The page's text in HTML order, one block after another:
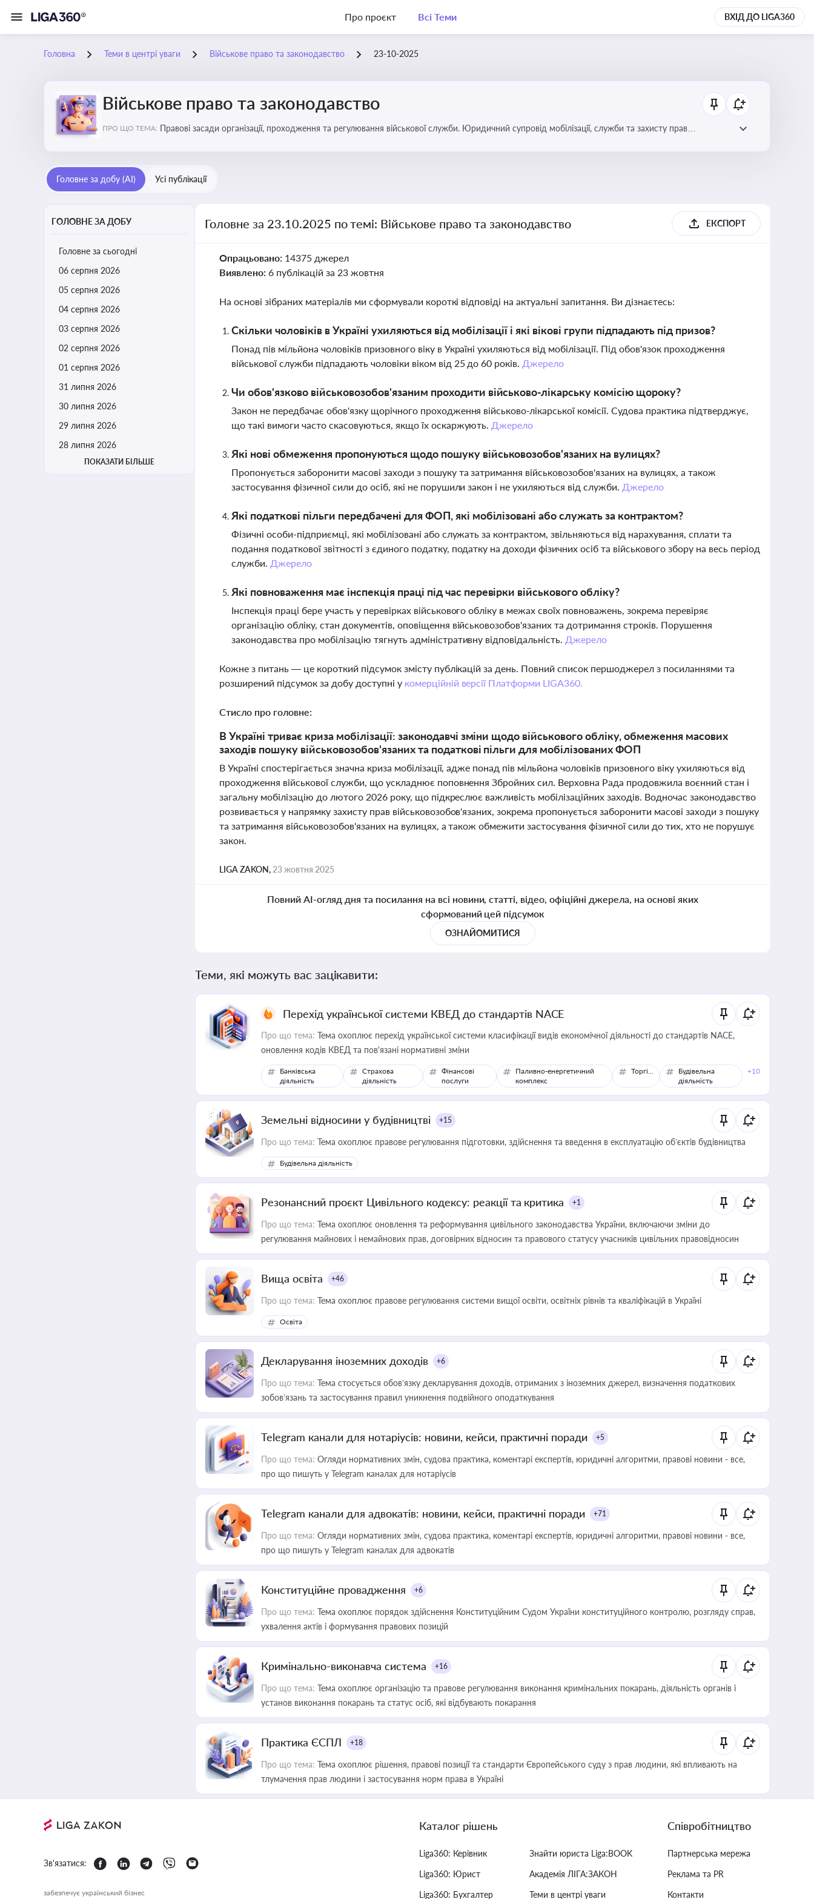
Про проєкт Всі Теми ВХІД ДО LIGA360
Головна Теми в центрі уваги Військове право та законодавство 23-10-2025
Військове право та законодавство
ПРО ЩО ТЕМА: Правові засади організації, проходження та регулювання військової служби. Юридичний супровід мобілізації, служби та захисту прав
Головне за добу (AI) Усі публікації
ГОЛОВНЕ ЗА ДОБУ
Головне за сьогодні
06 серпня 2026
05 серпня 2026
04 серпня 2026
03 серпня 2026
02 серпня 2026
01 серпня 2026
31 липня 2026
30 липня 2026
29 липня 2026
28 липня 2026
ПОКАЗАТИ БІЛЬШЕ
Головне за 23.10.2025 по темі: Військове право та законодавство ЕКСПОРТ
Опрацьовано: 14375 джерел
Виявлено: 6 публікацій за 23 жовтня
На основі зібраних матеріалів ми сформували короткі відповіді на актуальні запитання. Ви дізнаєтесь:
Скільки чоловіків в Україні ухиляються від мобілізації і які вікові групи підпадають під призов?
Понад пів мільйона чоловіків призовного віку в Україні ухиляються від мобілізації. Під обов'язок проходження
військової служби підпадають чоловіки віком від 25 до 60 років. Джерело
Чи обов'язково військовозобов'язаним проходити військово-лікарську комісію щороку?
Закон не передбачає обов'язку щорічного проходження військово-лікарської комісії. Судова практика підтверджує,
що такі вимоги часто скасовуються, якщо їх оскаржують. Джерело
Які нові обмеження пропонуються щодо пошуку військовозобов'язаних на вулицях?
Пропонується заборонити масові заходи з пошуку та затримання військовозобов'язаних на вулицях, а також
застосування фізичної сили до осіб, які не порушили закон і не ухиляються від служби. Джерело
Які податкові пільги передбачені для ФОП, які мобілізовані або служать за контрактом?
Фізичні особи-підприємці, які мобілізовані або служать за контрактом, звільняються від нарахування, сплати та
подання податкової звітності з єдиного податку, податку на доходи фізичних осіб та військового збору на весь період
служби. Джерело
Які повноваження має інспекція праці під час перевірки військового обліку?
Інспекція праці бере участь у перевірках військового обліку в межах своїх повноважень, зокрема перевіряє
організацію обліку, стан документів, оповіщення військовозобов'язаних та дотримання строків. Порушення
законодавства про мобілізацію тягнуть адміністративну відповідальність. Джерело
Кожне з питань — це короткий підсумок змісту публікацій за день. Повний список першоджерел з посиланнями та
розширений підсумок за добу доступні у комерційній версії Платформи LIGA360.
Стисло про головне:
В Україні триває криза мобілізації: законодавчі зміни щодо військового обліку, обмеження масових
заходів пошуку військовозобов'язаних та податкові пільги для мобілізованих ФОП
В Україні спостерігається значна криза мобілізації, адже понад пів мільйона чоловіків призовного віку ухиляються від
проходження військової служби, що ускладнює поповнення Збройних сил. Верховна Рада продовжила воєнний стан і
загальну мобілізацію до лютого 2026 року, що підкреслює важливість мобілізаційних заходів. Водночас законодавство
розвивається у напрямку захисту прав військовозобов'язаних, зокрема пропонується заборонити масові заходи з пошуку
та затримання військовозобов'язаних на вулицях, а також обмежити застосування фізичної сили до тих, хто не порушує
закон.
LIGA ZAKON, 23 жовтня 2025
Повний AI-огляд дня та посилання на всі новини, статті, відео, офіційні джерела, на основі яких
сформований цей підсумок
ОЗНАЙОМИТИСЯ
Теми, які можуть вас зацікавити:
Перехід української системи КВЕД до стандартів NACE
Про що тема: Тема охоплює перехід української системи класифікації видів економічної діяльності до стандартів NACE,
оновлення кодів КВЕД та пов'язані нормативні зміни
Банківська
діяльність
Страхова
діяльність
Фінансові
послуги
Паливно-енергетичний
комплекс
Торгівля
Будівельна
діяльність
+10
Земельні відносини у будівництві +15
Про що тема: Тема охоплює правове регулювання підготовки, здійснення та введення в експлуатацію об’єктів будівництва
Будівельна діяльність
Резонансний проєкт Цивільного кодексу: реакції та критика +1
Про що тема: Тема охоплює оновлення та реформування цивільного законодавства України, включаючи зміни до
регулювання майнових і немайнових прав, договірних відносин та правового статусу учасників цивільних правовідносин
Вища освіта +46
Про що тема: Тема охоплює правове регулювання системи вищої освіти, освітніх рівнів та кваліфікацій в Україні
Освіта
Декларування іноземних доходів +6
Про що тема: Тема стосується обов’язку декларування доходів, отриманих з іноземних джерел, визначення податкових
зобов’язань та застосування правил уникнення подвійного оподаткування
Telegram канали для нотаріусів: новини, кейси, практичні поради +5
Про що тема: Огляди нормативних змін, судова практика, коментарі експертів, юридичні алгоритми, правові новини - все,
про що пишуть у Telegram каналах для нотаріусів
Telegram канали для адвокатів: новини, кейси, практичні поради +71
Про що тема: Огляди нормативних змін, судова практика, коментарі експертів, юридичні алгоритми, правові новини - все,
про що пишуть у Telegram каналах для адвокатів
Конституційне провадження +6
Про що тема: Тема охоплює порядок здійснення Конституційним Судом України конституційного контролю, розгляду справ,
ухвалення актів і формування правових позицій
Кримінально-виконавча система +16
Про що тема: Тема охоплює організацію та правове регулювання виконання кримінальних покарань, діяльність органів і
установ виконання покарань та статус осіб, які відбувають покарання
Практика ЄСПЛ +18
Про що тема: Тема охоплює рішення, правові позиції та стандарти Європейського суду з прав людини, які впливають на
тлумачення прав людини і застосування норм права в Україні
Зв'язатися:
забезпечує український бізнес
Каталог рішень
Liga360: Керівник
Liga360: Юрист
Liga360: Бухгалтер
Знайти юриста Liga:BOOK
Академія ЛІГА:ЗАКОН
Теми в центрі уваги
Співробітництво
Партнерська мережа
Реклама та PR
Контакти